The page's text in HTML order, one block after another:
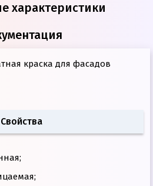
характеристики
краска для фасадов
Свойства